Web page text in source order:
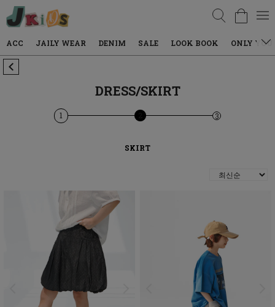
검색
ACC JAILY WEAR DENIM SALE LOOK BOOK ONLY YOU
DRESS/SKIRT
1 3
SKIRT